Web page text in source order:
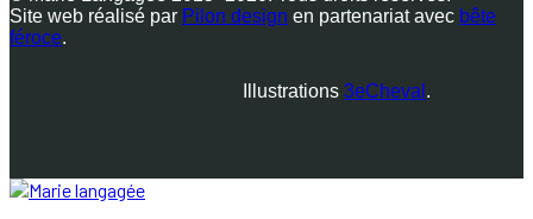
Site web réalisé par Pilon design en partenariat avec bête
féroce.
Illustrations 3eCheval .